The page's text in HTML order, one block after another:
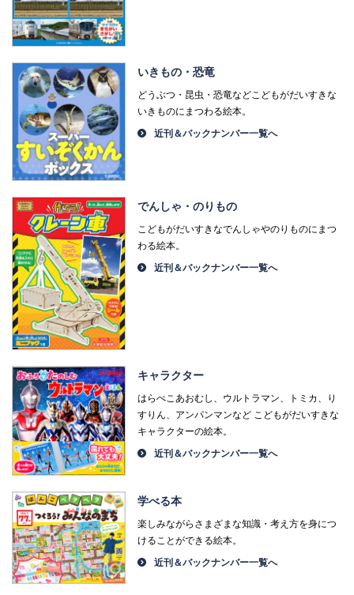
いきもの・恐竜
どうぶつ・昆虫・恐竜などこどもがだいすきな
いきものにまつわる絵本。
近刊＆バックナンバー一覧へ
でんしゃ・のりもの
こどもがだいすきなでんしゃやのりものにまつ
わる絵本。
近刊＆バックナンバー一覧へ
キャラクター
はらぺこあおむし、ウルトラマン、トミカ、り
すりん、アンパンマンなど こどもがだいすきな
キャラクターの絵本。
近刊＆バックナンバー一覧へ
学べる本
楽しみながらさまざまな知識・考え方を身につ
けることができる絵本。
近刊＆バックナンバー一覧へ